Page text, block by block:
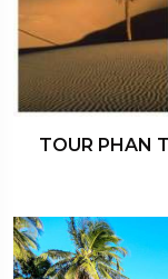
TOUR PHAN